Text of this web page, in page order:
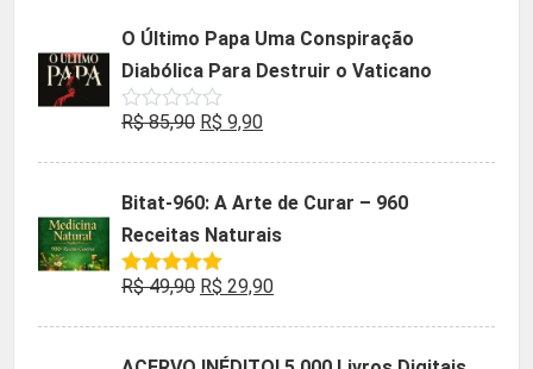
era:
R$ 47,32.
é:
R$ 9,90.
O Último Papa Uma Conspiração
Diabólica Para Destruir o Vaticano
Avaliação
de
R$85,90 O
era:
R$ 85,90.
R$ 9,90O
é:
R$ 9,90.
Bitat-960: A Arte de Curar – 960
Receitas Naturais
Avaliação
R$49,90 O
R$ 29,90O